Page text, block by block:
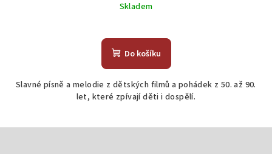
Skladem
Do košíku
Slavné písně a melodie z dětských filmů a pohádek z 50. až 90.
let, které zpívají děti i dospělí.